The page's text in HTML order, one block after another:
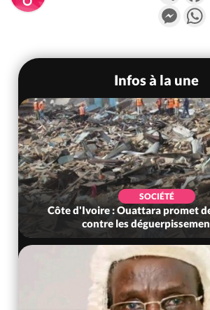
Infos à la une
SOCIÉTÉ
Côte d'Ivoire : Ouattara promet
contre les